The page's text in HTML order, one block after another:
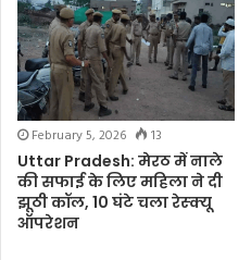
February 5, 2026
13
Uttar Pradesh: मेरठ में नाले
की सफाई के लिए महिला ने दी
झूठी कॉल, 10 घंटे चला रेस्क्यू
ऑपरेशन